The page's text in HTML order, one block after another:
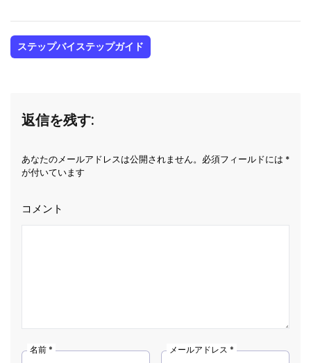
ステップバイステップガイド
返信を残す:
あなたのメールアドレスは公開されません。必須フィールドには *
が付いています
コメント
名前 * メールアドレス *